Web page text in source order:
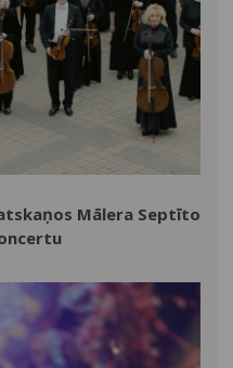
Mālera Septīto